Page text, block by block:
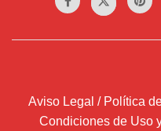
Aviso Legal / Política
Condiciones de Uso